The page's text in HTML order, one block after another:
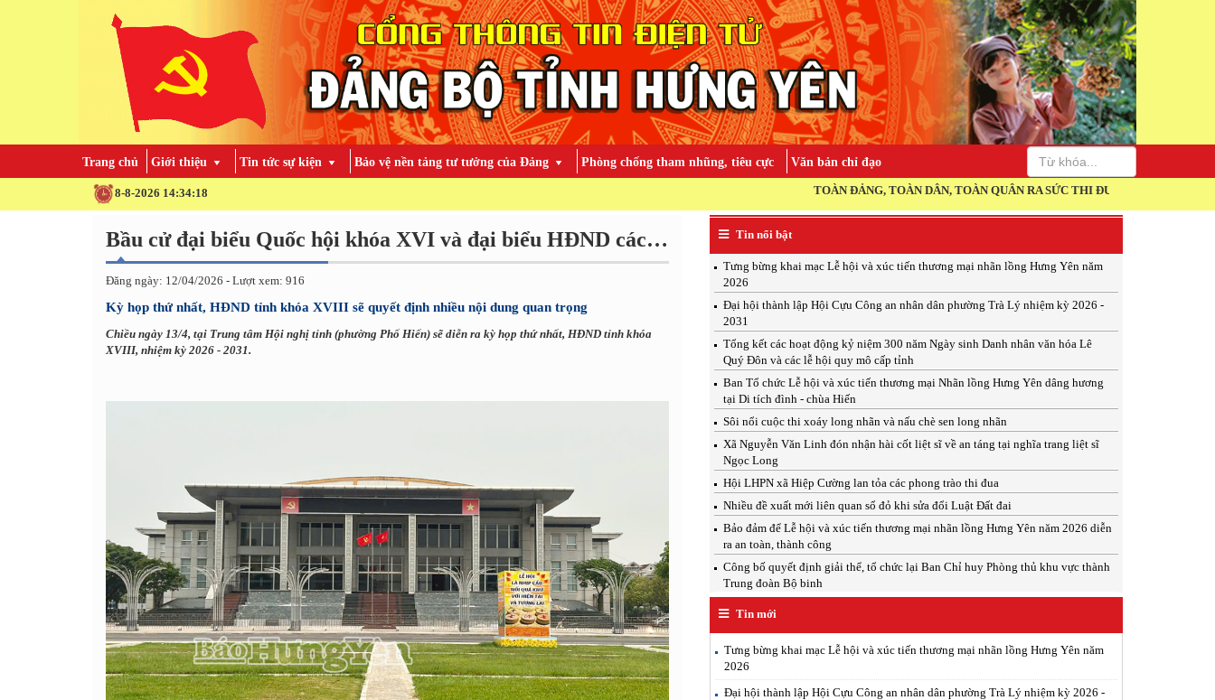
Trang chủ Giới thiệu Tin tức sự kiện Bảo vệ nền tảng tư tưởng của Đảng Phòng chống tham nhũng, tiêu cực Văn bản chỉ đạo
8-8-2026 14:34:19 TOÀN ĐẢNG, TOÀN DÂN, TOÀN QUÂN RA SỨC THI ĐUA THỰC HIỆN THẮNG
Bầu cử đại biểu Quốc hội khóa XVI và đại biểu HĐND các cấp nhiệm kỳ 2026 - 2031
Đăng ngày: 12/04/2026 - Lượt xem: 916
Kỳ họp thứ nhất, HĐND tỉnh khóa XVIII sẽ quyết định nhiều nội dung quan trọng
Chiều ngày 13/4, tại Trung tâm Hội nghị tỉnh (phường Phố Hiến) sẽ diễn ra kỳ họp thứ nhất, HĐND tỉnh khóa
XVIII, nhiệm kỳ 2026 - 2031.
Tin nổi bật
Tưng bừng khai mạc Lễ hội và xúc tiến thương mại nhãn lồng Hưng Yên năm
2026
Đại hội thành lập Hội Cựu Công an nhân dân phường Trà Lý nhiệm kỳ 2026 -
2031
Tổng kết các hoạt động kỷ niệm 300 năm Ngày sinh Danh nhân văn hóa Lê
Quý Đôn và các lễ hội quy mô cấp tỉnh
Ban Tổ chức Lễ hội và xúc tiến thương mại Nhãn lồng Hưng Yên dâng hương
tại Di tích đình - chùa Hiến
Sôi nổi cuộc thi xoáy long nhãn và nấu chè sen long nhãn
Xã Nguyễn Văn Linh đón nhận hài cốt liệt sĩ về an táng tại nghĩa trang liệt sĩ
Ngọc Long
Hội LHPN xã Hiệp Cường lan tỏa các phong trào thi đua
Nhiều đề xuất mới liên quan sổ đỏ khi sửa đổi Luật Đất đai
Bảo đảm để Lễ hội và xúc tiến thương mại nhãn lồng Hưng Yên năm 2026 diễn
ra an toàn, thành công
Công bố quyết định giải thể, tổ chức lại Ban Chỉ huy Phòng thủ khu vực thành
Trung đoàn Bộ binh
Tin mới
Tưng bừng khai mạc Lễ hội và xúc tiến thương mại nhãn lồng Hưng Yên năm
2026
Đại hội thành lập Hội Cựu Công an nhân dân phường Trà Lý nhiệm kỳ 2026 -